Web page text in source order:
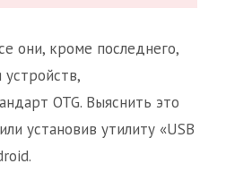
они, кроме последнего,
OTG. Выяснить это
установив утилиту «USB